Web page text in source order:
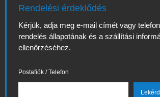
Rendelési érdeklődés
Kérjük, adja meg e-mail címét vagy
rendelés állapotának és a szállítási
ellenőrzéséhez.
Postafiók / Telefon